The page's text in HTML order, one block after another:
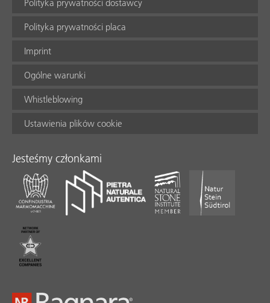
Polityka prywatności dostawcy
Polityka prywatności placa
Imprint
Ogólne warunki
Whistleblowing
Ustawienia plików cookie
Jesteśmy członkami